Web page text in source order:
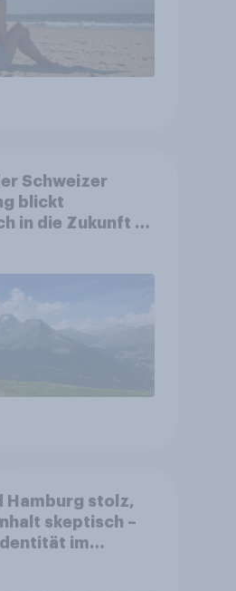
Schweizer
blickt
in die Zukunft –
Hamburg stolz,
skeptisch –
im